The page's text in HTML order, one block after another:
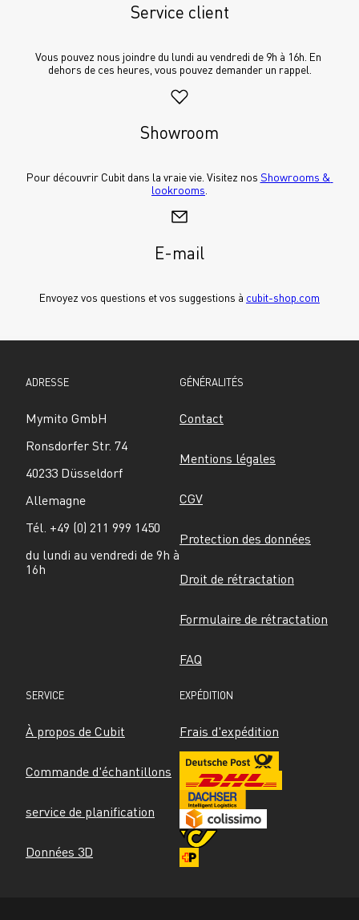
Service client
Vous pouvez nous joindre du lundi au vendredi de 9h à 16h. En
dehors de ces heures, vous pouvez demander un rappel.
Showroom
Pour découvrir Cubit dans la vraie vie. Visitez nos Showrooms &
lookrooms
E-mail
Envoyez vos questions et vos suggestions à cubit-shop.com
ADRESSE
Mymito GmbH
Ronsdorfer Str. 74
40233 Düsseldorf
Allemagne
Tél. +49 (0) 211 999 1450
du lundi au vendredi de 9h à
16h
GÉNÉRALITÉS
Contact
Mentions légales
CGV
Protection des données
Droit de rétractation
Formulaire de rétractation
FAQ
SERVICE
À propos de Cubit
Commande d'échantillons
service de planification
Données 3D
EXPÉDITION
Frais d'expédition